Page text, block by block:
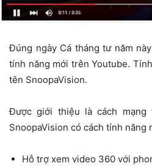
Đúng ngày Cá tháng tư năm
tính năng mới trên Youtube.
tên SnoopaVision.
Được giới thiệu là cách mạng
SnoopaVision có cách tính năng
Hỗ trợ xem video 360 với